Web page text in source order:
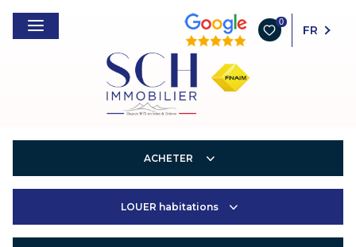
0
FR
ACHETER
Entreprises
LOUER habitations